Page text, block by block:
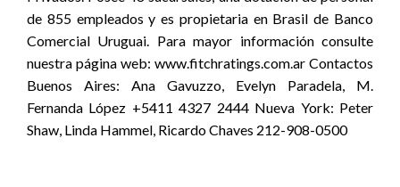
de 855 empleados y es propietaria en Brasil de Banco
Comercial Uruguai. Para mayor información consulte
nuestra página web: www.fitchratings.com.ar Contactos
Buenos Aires: Ana Gavuzzo, Evelyn Paradela, M.
Fernanda López +5411 4327 2444 Nueva York: Peter
Shaw, Linda Hammel, Ricardo Chaves 212-908-0500